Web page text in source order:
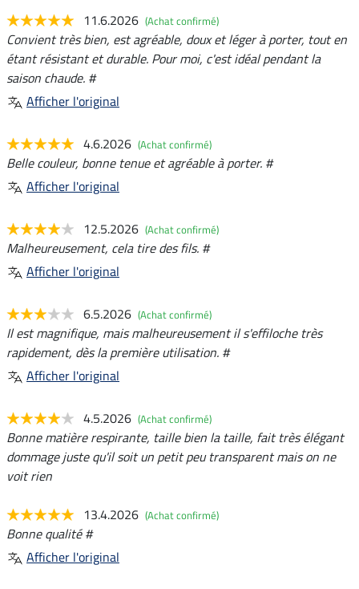
11.6.2026 (Achat confirmé)
Convient très bien, est agréable, doux et léger à porter, tout en
étant résistant et durable. Pour moi, c'est idéal pendant la
saison chaude. #
Afficher l'original
4.6.2026 (Achat confirmé)
Belle couleur, bonne tenue et agréable à porter. #
Afficher l'original
12.5.2026 (Achat confirmé)
Malheureusement, cela tire des fils. #
Afficher l'original
6.5.2026 (Achat confirmé)
Il est magnifique, mais malheureusement il s'effiloche très
rapidement, dès la première utilisation. #
Afficher l'original
4.5.2026 (Achat confirmé)
Bonne matière respirante, taille bien la taille, fait très élégant
dommage juste qu'il soit un petit peu transparent mais on ne
voit rien
13.4.2026 (Achat confirmé)
Bonne qualité #
Afficher l'original